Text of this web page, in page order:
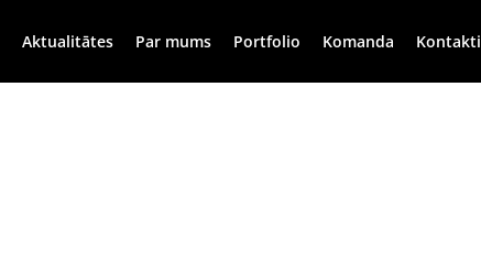
Aktualitātes Par mums Portfolio Komanda Kontakti